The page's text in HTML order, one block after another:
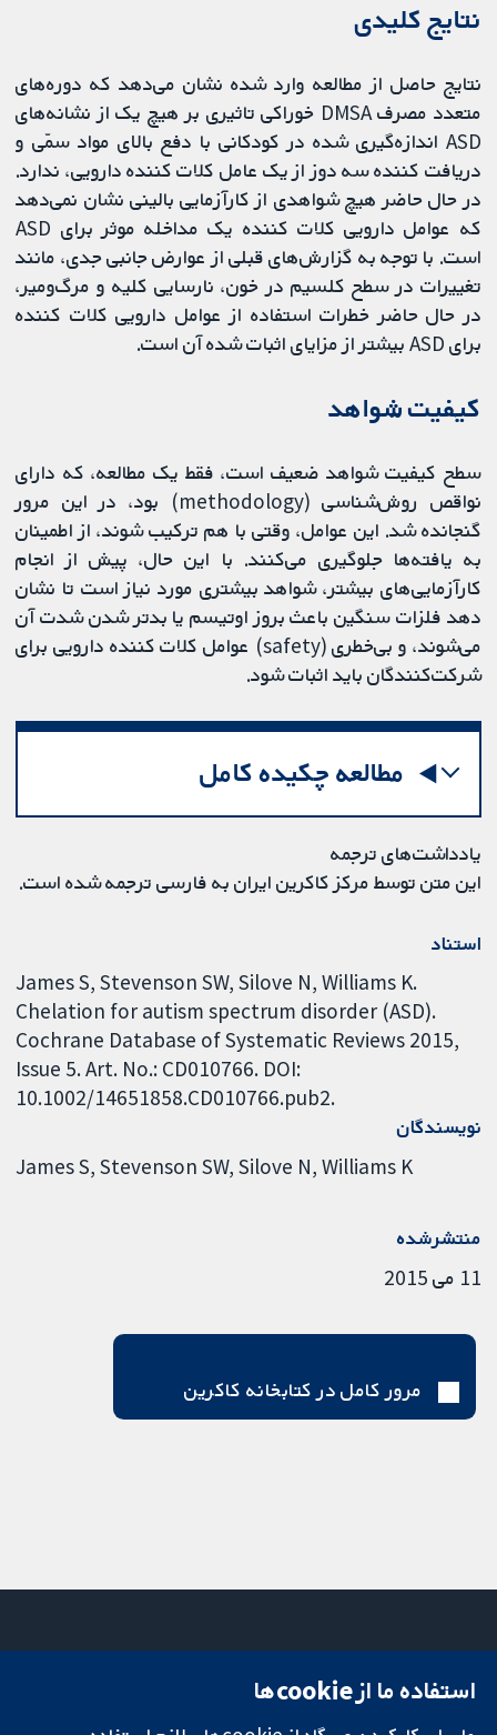
‌نتایج کلیدی
نتایج حاصل از مطالعه وارد شده نشان می‌دهد که دوره‌های
متعدد مصرف DMSA خوراکی تاثیری بر هیچ یک از نشانه‌های
ASD اندازه‌گیری شده در کودکانی با دفع بالای مواد سمّی و
دریافت کننده سه دوز از یک عامل کلات کننده دارویی، ندارد.
در حال حاضر هیچ شواهدی از کارآزمایی بالینی نشان نمی‌دهد
که عوامل دارویی کلات کننده یک مداخله موثر برای ASD
است. با توجه به گزارش‌های قبلی از عوارض جانبی جدی، مانند
تغییرات در سطح کلسیم در خون، نارسایی کلیه و مرگ‌ومیر،
در حال حاضر خطرات استفاده از عوامل دارویی کلات کننده
برای ASD بیشتر از مزایای اثبات شده آن است.
کیفیت شواهد
سطح کیفیت شواهد ضعیف است، فقط یک مطالعه، که دارای
نواقص روش‌شناسی (methodology) بود، در این مرور
گنجانده شد. این عوامل، وقتی با هم ترکیب شوند، از اطمینان
به یافته‌ها جلوگیری می‌کنند. با این حال، پیش از انجام
کارآزمایی‌های بیشتر، شواهد بیشتری مورد نیاز است تا نشان
دهد فلزات سنگین باعث بروز اوتیسم یا بدتر شدن شدت آن
می‌شوند، و بی‌خطری (safety) عوامل کلات کننده دارویی برای
شرکت‌کنندگان باید اثبات شود.
مطالعه چکیده کامل
یادداشت‌های ترجمه
این متن توسط مرکز کاکرین ایران به فارسی ترجمه شده است.
استناد
James S, Stevenson SW, Silove N, Williams K.
Chelation for autism spectrum disorder (ASD).
Cochrane Database of Systematic Reviews 2015,
Issue 5. Art. No.: CD010766. DOI:
10.1002/14651858.CD010766.pub2.
نویسندگان
James S Stevenson SW Silove N Williams K
منتشرشده
11 می 2015
مرور کامل در کتابخانه کاکرین
میدان کاوندیش
استفاده ما از cookie‌ها